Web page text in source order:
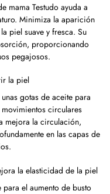
mama Testudo ayuda a
Minimiza la aparición
piel suave y fresca. Su
proporcionando
pegajosos.
la piel
gotas de aceite para
movimientos circulares
mejora la circulación,
en las capas de
la elasticidad de la piel
el aumento de busto